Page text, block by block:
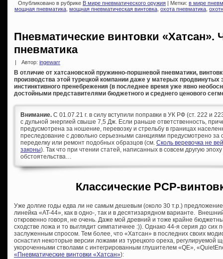
Опубликовано в рубрике В мире пневматического оружия | Метки: в мире
мощная пневматика мощная пневматическая винтовка охота пневматика
Пневматические винтовки «Хатсан».
пневматика
| Автор: ingewarr
В отличие от хатсановской пружинно-поршневой пневматики,
производства этой турецкой компании даже у матерых
инстинктивного пренебрежения (в последнее время уже явно
достойными представителями бюджетного и среднего ценового
Внимание. С 01.07.21 г. в силу вступили поправки в УК РФ (ст. 222 и
с дульной энергией свыше 7,5 Дж. Если раньше ответственность,
предусмотрена за ношение, перевозку и стрельбу в границах
преследование с довольно серьезными санкциями предусмотрено за
переделку или ремонт подобных образцов (см. Сколь веревочка не
законы). Так что при чтении статей, написанных в совсем другую
обстоятельства…
Классические PCP-
Уже долгие годы едва ли не самым дешевым (около 30 т.р.)
линейка «AT-44», как в одно-, так и в десятизарядном варианте.
откровенно говоря, не очень. Даже мой древний и тоже крайне
сходстве ложа и то выглядит симпатичнее :)). Однако 44-я серия до сих
заслуженным спросом. Тем более, что «Хатсан» в последних своих
оснастил некоторые версии ложами из турецкого ореха, регулируемой
укороченными стволами с интегрированным глушителем «QE»,
«Пневматические винтовки «Хатсан»):